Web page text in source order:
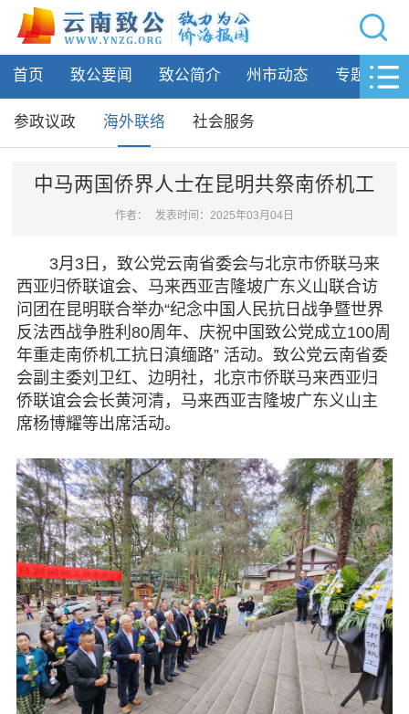
网站导航
首页
致公要闻
州市动态
专题活动
履行职责
参政议政
海外联络
社会服务
自身建设
致公风采
专委会
书香机关
电子杂志
图片欣赏
视频中心
首页 致公要闻 致公简介 州市动态 专题活动
参政议政 海外联络 社会服务
中马两国侨界人士在昆明共祭南侨机工
作者： 发表时间：2025年03月04日
3月3日，致公党云南省委会与北京市侨联马来
西亚归侨联谊会、马来西亚吉隆坡广东义山联合访
问团在昆明联合举办“纪念中国人民抗日战争暨世界
反法西战争胜利80周年、庆祝中国致公党成立100周
年重走南侨机工抗日滇缅路” 活动。致公党云南省委
会副主委刘卫红、边明社，北京市侨联马来西亚归
侨联谊会会长黄河清，马来西亚吉隆坡广东义山主
席杨博耀等出席活动。